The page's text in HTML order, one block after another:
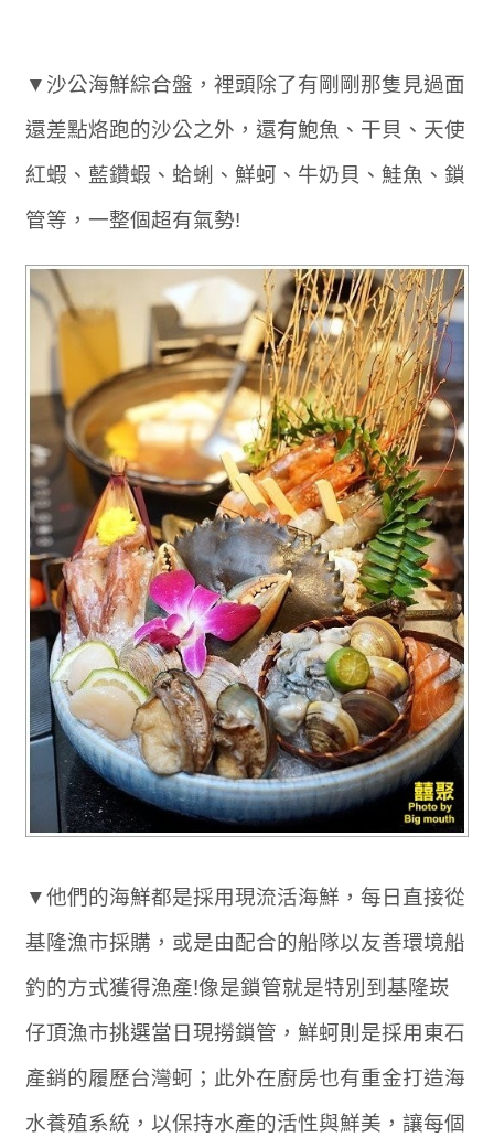
▼沙公海鮮綜合盤，裡頭除了有剛剛那隻見過面
還差點烙跑的沙公之外，還有鮑魚、干貝、天使
紅蝦、藍鑽蝦、蛤蜊、鮮蚵、牛奶貝、鮭魚、鎖
管等，一整個超有氣勢!
▼他們的海鮮都是採用現流活海鮮，每日直接從
基隆漁市採購，或是由配合的船隊以友善環境船
釣的方式獲得漁產!像是鎖管就是特別到基隆崁
仔頂漁市挑選當日現撈鎖管，鮮蚵則是採用東石
產銷的履歷台灣蚵；此外在廚房也有重金打造海
水養殖系統，以保持水產的活性與鮮美，讓每個